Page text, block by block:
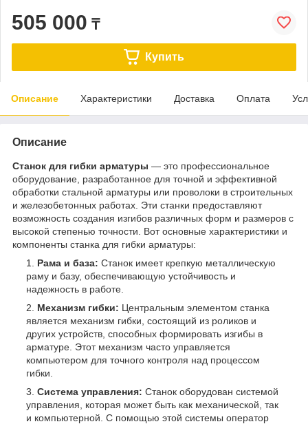
505 000 ₸
Купить
Описание Характеристики Доставка Оплата
Описание
Станок для гибки арматуры — это профессиональное
оборудование, разработанное для точной и эффективной
обработки стальной арматуры или проволоки в строительных
и железобетонных работах. Эти станки предоставляют
возможность создания изгибов различных форм и размеров с
высокой степенью точности. Вот основные характеристики и
компоненты станка для гибки арматуры:
Рама и база: Станок имеет крепкую металлическую
раму и базу, обеспечивающую устойчивость и
надежность в работе.
Механизм гибки: Центральным элементом станка
является механизм гибки, состоящий из роликов и
других устройств, способных формировать изгибы в
арматуре. Этот механизм часто управляется
компьютером для точного контроля над процессом
гибки.
Система управления: Станок оборудован системой
управления, которая может быть как механической, так
и компьютерной. С помощью этой системы оператор